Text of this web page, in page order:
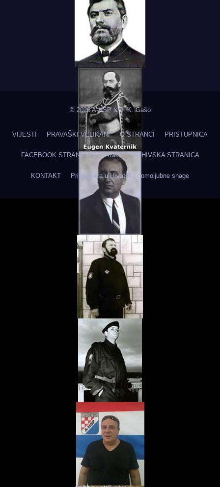
© 2026 A-HSP & J. K. Gašo
VIJESTI PRAVAŠKI VELIKANI O STRANCI PRISTUPNICA
FACEBOOK STRANICA STRANKE ARHIVSKA STRANICA
KONTAKT Pristupnica u Hrvatske domoljubne snage